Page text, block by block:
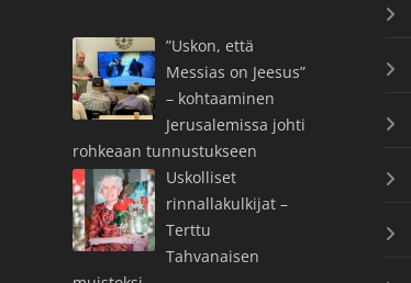
”Uskon, että
Messias on Jeesus”
– kohtaaminen
Jerusalemissa johti
rohkeaan tunnustukseen
Uskolliset
rinnallakulkijat –
Terttu
Tahvanaisen